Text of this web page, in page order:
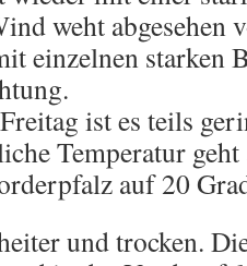
weht abgesehen
einzelnen starken
ist es teils
Temperatur
auf 20
und trocken.